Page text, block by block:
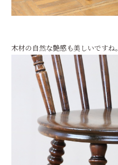
木材の自然な艶感も美しいですね。